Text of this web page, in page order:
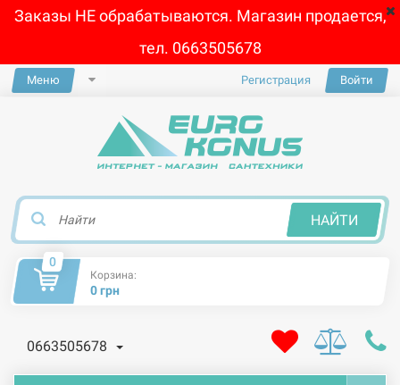
Заказы НЕ обрабатываются. Магазин продается,
тел. 0663505678
Меню Регистрация Войти
НАЙТИ
0
Корзина:
0 грн
0663505678